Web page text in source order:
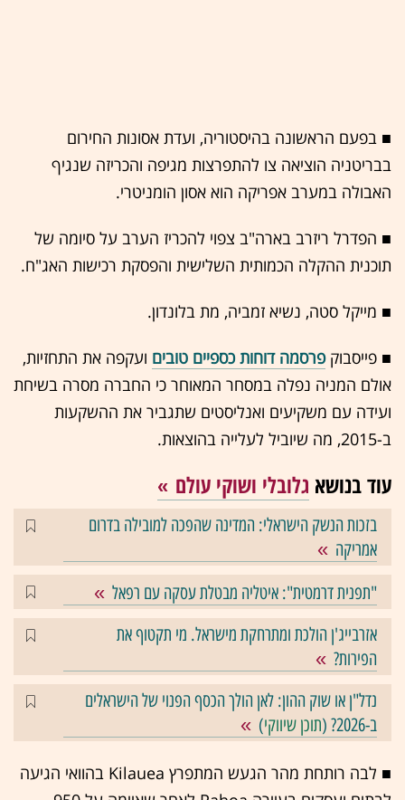
■ בפעם הראשונה בהיסטוריה, ועדת אסונות החירום
בבריטניה הוציאה צו להתפרצות מגיפה והכריזה שנגיף
האבולה במערב אפריקה הוא אסון הומניטרי.
■ הפדרל ריזרב בארה"ב צפוי להכריז הערב על סיומה של
תוכנית ההקלה הכמותית השלישית והפסקת רכישות האג"ח.
■ מייקל סטה, נשיא זמביה, מת בלונדון.
■ פייסבוקפרסמה דוחות כספיים טובים ועקפה את התחזיות,
אולם המניה נפלה במסחר המאוחר כי החברה מסרה בשיחת
ועידה עם משקיעים ואנליסטים שתגביר את ההשקעות
ב-2015, מה שיוביל לעלייה בהוצאות.
עוד בנושא גלובלי ושוקי עולם
בזכות הנשק הישראלי: המדינה שהפכה למובילה בדרום
אמריקה
"תפנית דרמטית": איטליה מבטלת עסקה עם רפאל
אזרבייג'ן הולכת ומתרחקת מישראל. מי תקטוף את
הפירות?
נדל"ן או שוק ההון: לאן הולך הכסף הפנוי של הישראלים
ב-2026? (
תוכן שיווקי)
■ לבה רותחת מהר הגעש המתפרץ Kilauea בהוואי הגיעה